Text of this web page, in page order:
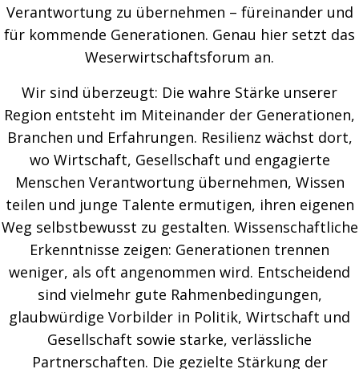
Verantwortung zu übernehmen – füreinander und
für kommende Generationen. Genau hier setzt das
Weserwirtschaftsforum an.
Wir sind überzeugt: Die wahre Stärke unserer
Region entsteht im Miteinander der Generationen,
Branchen und Erfahrungen. Resilienz wächst dort,
wo Wirtschaft, Gesellschaft und engagierte
Menschen Verantwortung übernehmen, Wissen
teilen und junge Talente ermutigen, ihren eigenen
Weg selbstbewusst zu gestalten. Wissenschaftliche
Erkenntnisse zeigen: Generationen trennen
weniger, als oft angenommen wird. Entscheidend
sind vielmehr gute Rahmenbedingungen,
glaubwürdige Vorbilder in Politik, Wirtschaft und
Gesellschaft sowie starke, verlässliche
Partnerschaften. Die gezielte Stärkung der